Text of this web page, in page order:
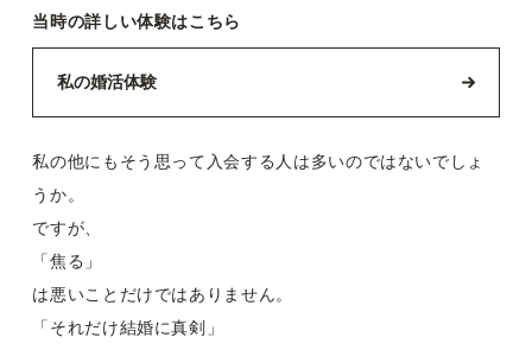
当時の詳しい体験はこちら
私の婚活体験
私の他にもそう思って入会する人は多いのではないでしょ
うか。
ですが、
「焦る」
は悪いことだけではありません。
「それだけ結婚に真剣」